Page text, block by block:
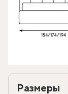
Размеры